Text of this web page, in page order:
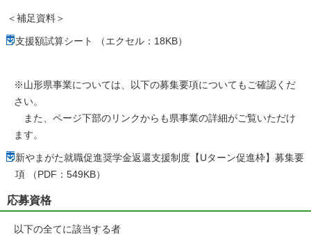
＜補足資料＞
支援額試算シート （エクセル：18KB）
※山形県事業については、以下の募集要項についてもご確認くだ
さい。
また、ページ下部のリンクからも県事業の詳細がご覧いただけ
ます。
新やまがた就職促進奨学金返還支援制度【Uターン促進枠】募集要
項 （PDF：549KB）
応募資格
以下の全てに該当する者